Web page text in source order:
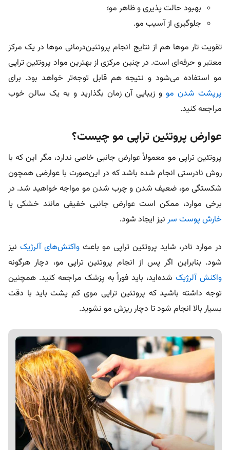
بهبود حالت پذیری و ظاهر مو؛
جلوگیری از آسیب مو.
تقویت تار موها هم از نتایج انجام پروتئین‌درمانی موها در یک مرکز
معتبر و حرفه‌ای است. در چنین مرکزی از بهترین مواد پروتئین تراپی
مو استفاده می‌شود و نتیجه هم قابل توجه‌تر خواهد بود. برای
پرپشت شدن موو زیبایی آن زمان بگذارید و به یک سالن خوب
مراجعه کنید.
عوارض پروتئین تراپی مو چیست؟
پروتئین تراپی مو معمولاً عوارض جانبی خاصی ندارد، مگر این که با
روش نادرستی انجام شده باشد که در این‌صورت با عوارضی همچون
شکستگی مو، ضعیف شدن و چرب شدن مو مواجه خواهید شد. در
برخی موارد، ممکن است عوارض جانبی خفیفی مانند خشکی یا
خارش پوست سر نیز ایجاد شود.
در موارد نادر، شاید پروتئین تراپی مو باعث واکنش‌های آلرژیک نیز
شود. بنابراین اگر پس از انجام پروتئین تراپی مو، دچار هرگونه
واکنش آلرژیکشده‌اید، باید فوراً به پزشک مراجعه کنید. همچنین
توجه داشته باشید که پروتئین تراپی موی کم پشت باید با دقت
بسیار بالا انجام شود تا دچار ریزش مو نشوید.